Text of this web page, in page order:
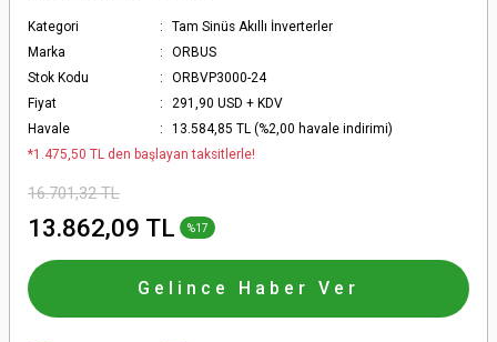
Kategori
Tam Sinüs Akıllı İnverterler
Marka
ORBUS
Stok Kodu
ORBVP3000-24
Fiyat
291,90 USD + KDV
Havale
13.584,85 TL (%2,00 havale indirimi)
*1.475,50 TL den başlayan taksitlerle!
16.701,32 TL
13.862,09 TL %17
Gelince Haber Ver